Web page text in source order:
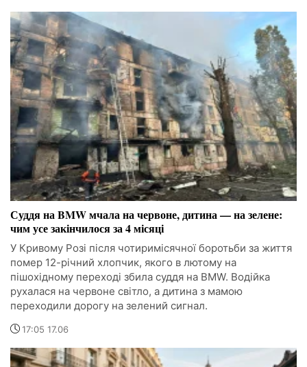
Суддя на BMW мчала на червоне, дитина — на зелене:
чим усе закінчилося за 4 місяці
У Кривому Розі після чотиримісячної боротьби за життя
помер 12-річний хлопчик, якого в лютому на
пішохідному переході збила суддя на BMW. Водійка
рухалася на червоне світло, а дитина з мамою
переходили дорогу на зелений сигнал.
17:05 17.06